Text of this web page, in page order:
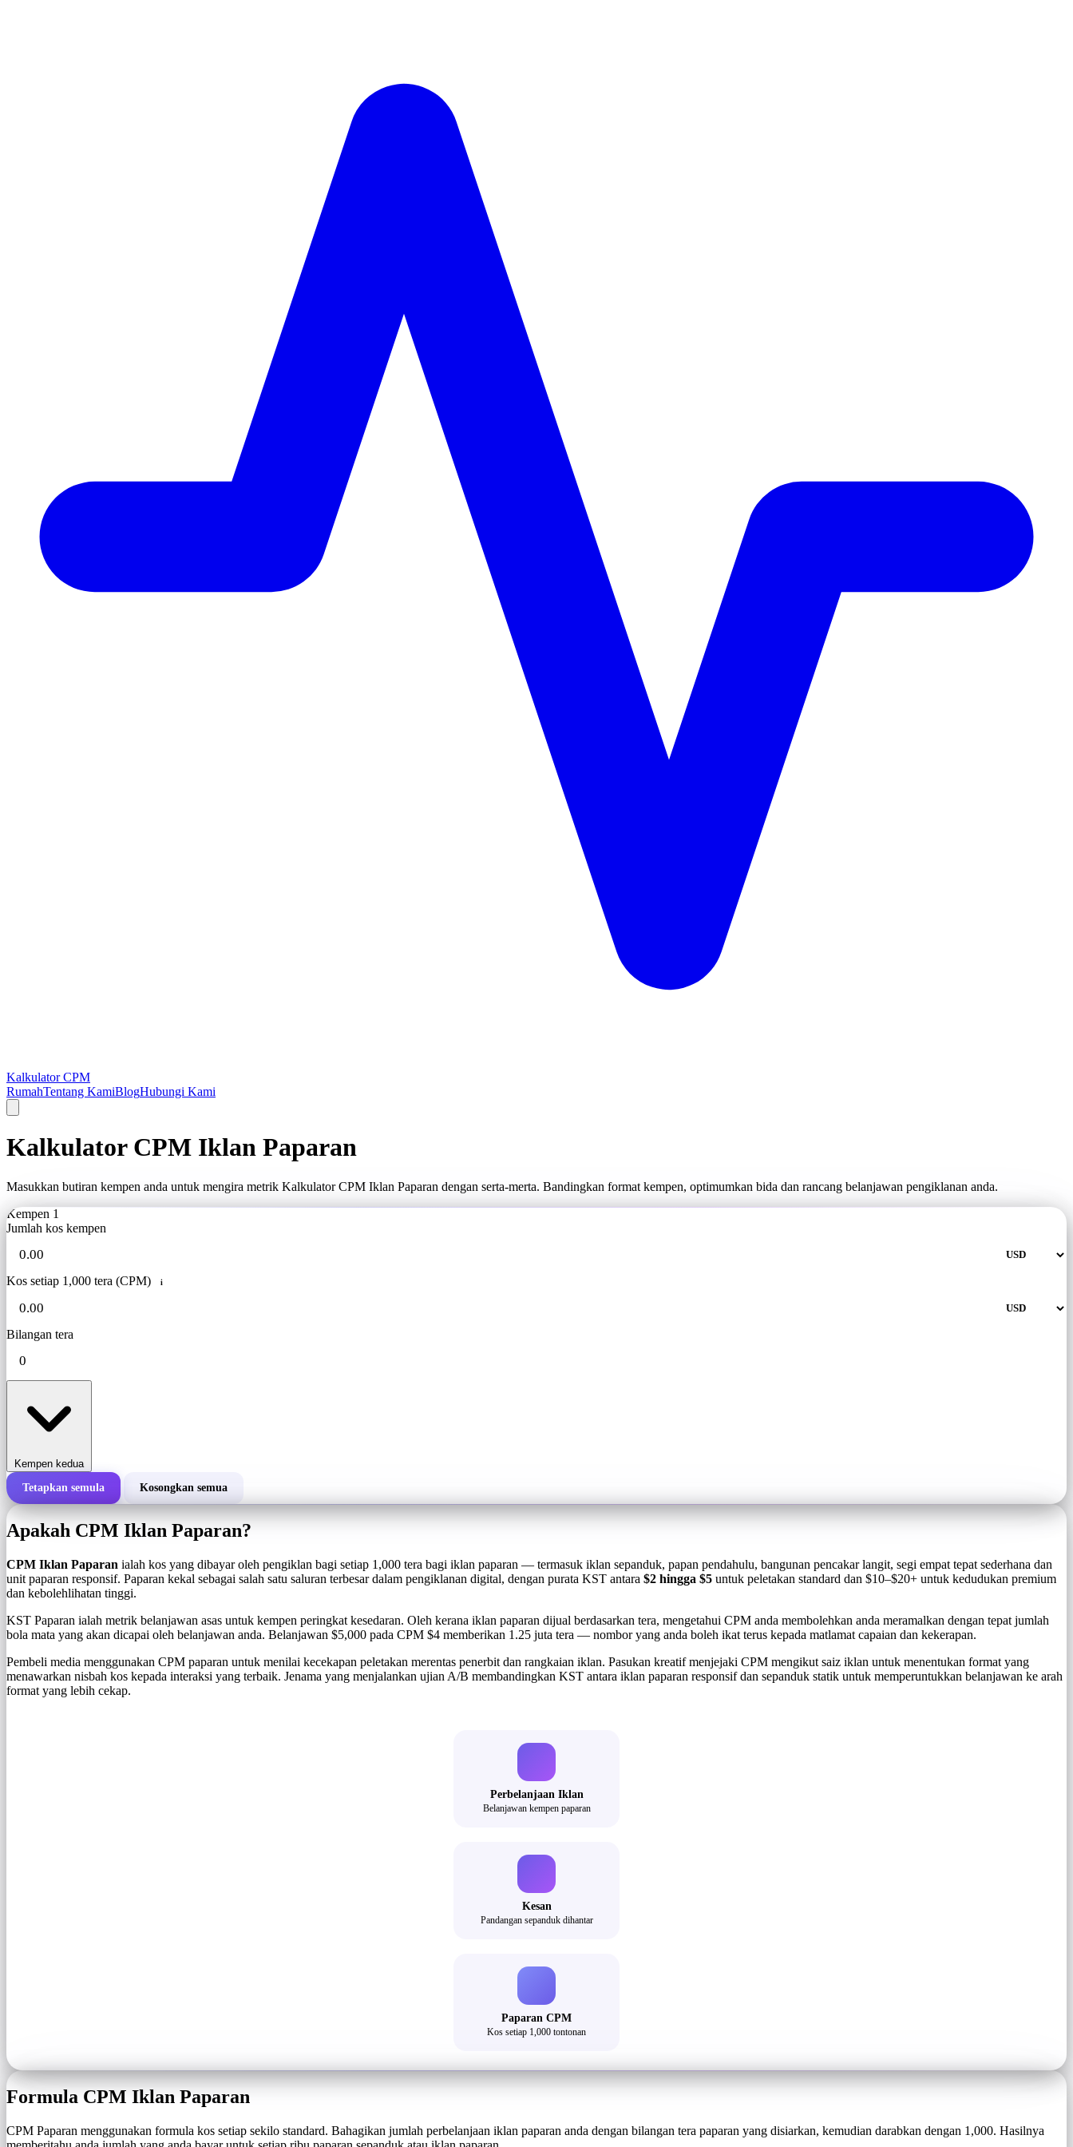
Kalkulator CPM
RumahTentang KamiBlogHubungi Kami
Kalkulator CPM Iklan Paparan
Masukkan butiran kempen anda untuk mengira metrik Kalkulator CPM Iklan Paparan dengan serta-merta. Bandingkan format kempen, optimumkan bida dan rancang belanjawan pengiklanan anda.
Kempen 1
Jumlah kos kempen
Kos setiap 1,000 tera (CPM) i
Bilangan tera
Kempen kedua
Jumlah kos kempen
Bilangan tera
Tetapkan semula Kosongkan semua
Apakah CPM Iklan Paparan?
CPM Iklan Paparan ialah kos yang dibayar oleh pengiklan bagi setiap 1,000 tera bagi iklan paparan — termasuk iklan sepanduk, papan pendahulu, bangunan pencakar langit, segi empat tepat sederhana dan
unit paparan responsif. Paparan kekal sebagai salah satu saluran terbesar dalam pengiklanan digital, dengan purata KST antara $2 hingga $5 untuk peletakan standard dan $10–$20+ untuk kedudukan premium
dan kebolehlihatan tinggi.
KST Paparan ialah metrik belanjawan asas untuk kempen peringkat kesedaran. Oleh kerana iklan paparan dijual berdasarkan tera, mengetahui CPM anda membolehkan anda meramalkan dengan tepat jumlah
bola mata yang akan dicapai oleh belanjawan anda. Belanjawan $5,000 pada CPM $4 memberikan 1.25 juta tera — nombor yang anda boleh ikat terus kepada matlamat capaian dan kekerapan.
Pembeli media menggunakan CPM paparan untuk menilai kecekapan peletakan merentas penerbit dan rangkaian iklan. Pasukan kreatif menjejaki CPM mengikut saiz iklan untuk menentukan format yang
menawarkan nisbah kos kepada interaksi yang terbaik. Jenama yang menjalankan ujian A/B membandingkan KST antara iklan paparan responsif dan sepanduk statik untuk memperuntukkan belanjawan ke arah
format yang lebih cekap.
Perbelanjaan Iklan
Belanjawan kempen paparan
Kesan
Pandangan sepanduk dihantar
Paparan CPM
Kos setiap 1,000 tontonan
Formula CPM Iklan Paparan
CPM Paparan menggunakan formula kos setiap sekilo standard. Bahagikan jumlah perbelanjaan iklan paparan anda dengan bilangan tera paparan yang disiarkan, kemudian darabkan dengan 1,000. Hasilnya